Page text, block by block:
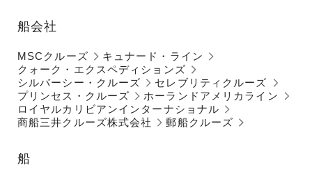
船会社
MSCクルーズ
キュナード・ライン
クォーク・エクスペディションズ
シルバーシー・クルーズ
セレブリティクルーズ
プリンセス・クルーズ
ホーランドアメリカライン
ロイヤルカリビアンインターナショナル
商船三井クルーズ株式会社
郵船クルーズ
船